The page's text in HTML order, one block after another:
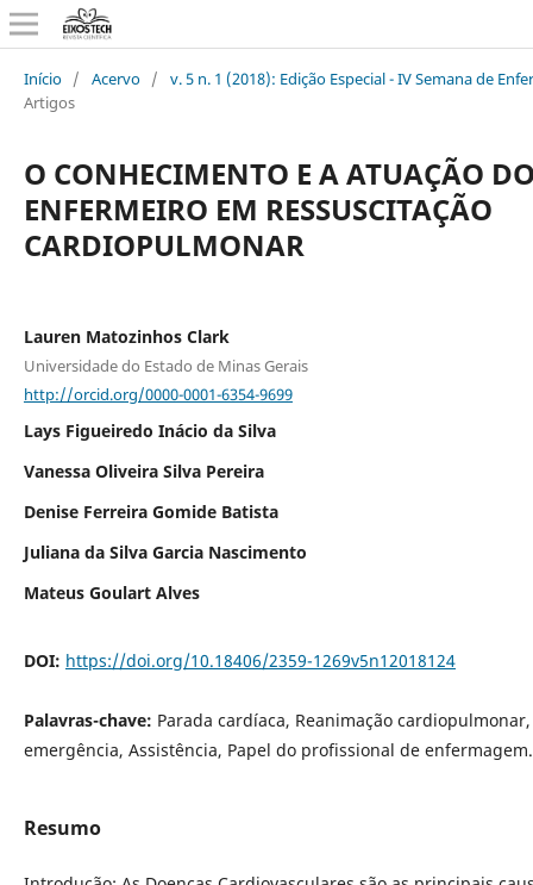
Início / Acervo /
v. 5 n. 1 (2018): Edição Especial - IV Semana de
Artigos
O CONHECIMENTO E A ATUAÇÃO
ENFERMEIRO EM RESSUSCITAÇÃO
CARDIOPULMONAR
Lauren Matozinhos Clark
Universidade do Estado de Minas Gerais
http://orcid.org/0000-0001-6354-9699
Lays Figueiredo Inácio da Silva
Vanessa Oliveira Silva Pereira
Denise Ferreira Gomide Batista
Juliana da Silva Garcia Nascimento
Mateus Goulart Alves
DOI: https://doi.org/10.18406/2359-1269v5n12018124
Palavras-chave: Parada cardíaca, Reanimação
emergência, Assistência, Papel do profissional de enfermagem.
Resumo